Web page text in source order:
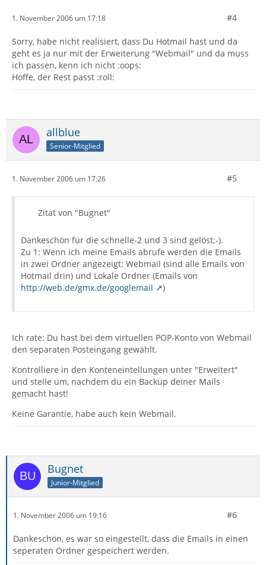
1. November 2006 um 17:18 #4
Sorry, habe nicht realisiert, dass Du Hotmail hast und da
geht es ja nur mit der Erweiterung "Webmail" und da muss
ich passen, kenn ich nicht :oops:
Hoffe, der Rest passt :roll:
allblue
Senior-Mitglied
1. November 2006 um 17:26 #5
Zitat von "Bugnet"
Dankeschön für die schnelle-2 und 3 sind gelöst;-).
Zu 1: Wenn ich meine Emails abrufe werden die Emails
in zwei Ordner angezeigt: Webmail (sind alle Emails von
Hotmail drin) und Lokale Ordner (Emails von
http://web.de/gmx.de/googlemail
)
Ich rate: Du hast bei dem virtuellen POP-Konto von Webmail
den separaten Posteingang gewählt.
Kontrolliere in den Konteneintellungen unter "Erweitert"
und stelle um, nachdem du ein Backup deiner Mails
gemacht hast!
Keine Garantie, habe auch kein Webmail.
Bugnet
Junior-Mitglied
1. November 2006 um 19:16 #6
Dankeschön, es war so eingestellt, dass die Emails in einen
seperaten Ordner gespeichert werden.